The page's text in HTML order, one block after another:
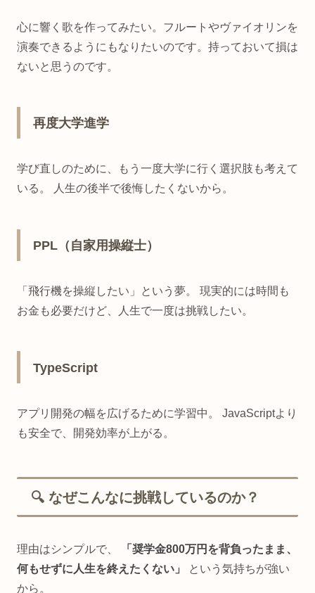
心に響く歌を作ってみたい。フルートやヴァイオリンを
演奏できるようにもなりたいのです。持っておいて損は
ないと思うのです。
再度大学進学
学び直しのために、もう一度大学に行く選択肢も考えて
いる。 人生の後半で後悔したくないから。
PPL（自家用操縦士）
「飛行機を操縦したい」という夢。 現実的には時間も
お金も必要だけど、人生で一度は挑戦したい。
TypeScript
アプリ開発の幅を広げるために学習中。 JavaScriptより
も安全で、開発効率が上がる。
🔍 なぜこんなに挑戦しているのか？
理由はシンプルで、
「奨学金800万円を背負ったまま、
何もせずに人生を終えたくない」
という気持ちが強い
から。